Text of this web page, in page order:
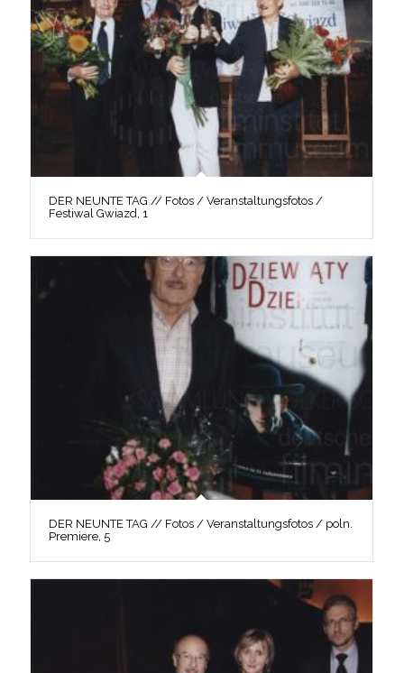
DER NEUNTE TAG // Fotos / Veranstaltungsfotos /
Festiwal Gwiazd, 1
DER NEUNTE TAG // Fotos / Veranstaltungsfotos / poln.
Premiere, 5